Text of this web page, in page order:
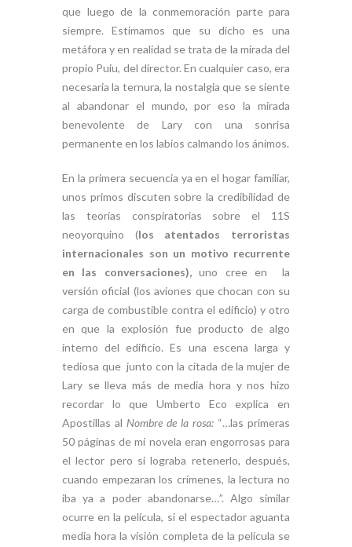
que luego de la conmemoración parte para
siempre. Estimamos que su dicho es una
metáfora y en realidad se trata de la mirada del
propio Puiu, del director. En cualquier caso, era
necesaria la ternura, la nostalgia que se siente
al abandonar el mundo, por eso la mirada
benevolente de Lary con una sonrisa
permanente en los labios calmando los ánimos.
En la primera secuencia ya en el hogar familiar,
unos primos discuten sobre la credibilidad de
las teorías conspiratorias sobre el 11S
neoyorquino (los atentados terroristas
internacionales son un motivo recurrente
en las conversaciones),uno cree en la
versión oficial (los aviones que chocan con su
carga de combustible contra el edificio) y otro
en que la explosión fue producto de algo
interno del edificio. Es una escena larga y
tediosa que junto con la citada de la mujer de
Lary se lleva más de media hora y nos hizo
recordar lo que Umberto Eco explica en
Apostillas al Nombre de la rosa: “…las primeras
50 páginas de mi novela eran engorrosas para
el lector pero si lograba retenerlo, después,
cuando empezaran los crímenes, la lectura no
iba ya a poder abandonarse…”. Algo similar
ocurre en la película, si el espectador aguanta
media hora la visión completa de la película se